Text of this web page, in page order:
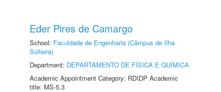
Eder Pires de Camargo
School: Faculdade de Engenharia (Câmpus de Ilha
Solteira)
Department: DEPARTAMENTO DE FÍSICA E QUÍMICA
Academic Appointment Category: RDIDP Academic
title: MS-5.3